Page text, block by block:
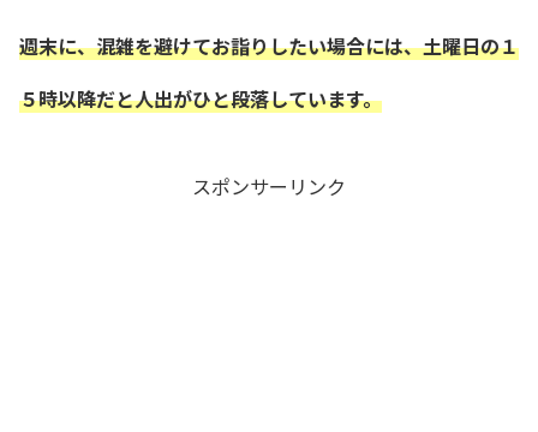
週末に、混雑を避けてお詣りしたい場合には、土曜日の１
５時以降だと人出がひと段落しています。
スポンサーリンク